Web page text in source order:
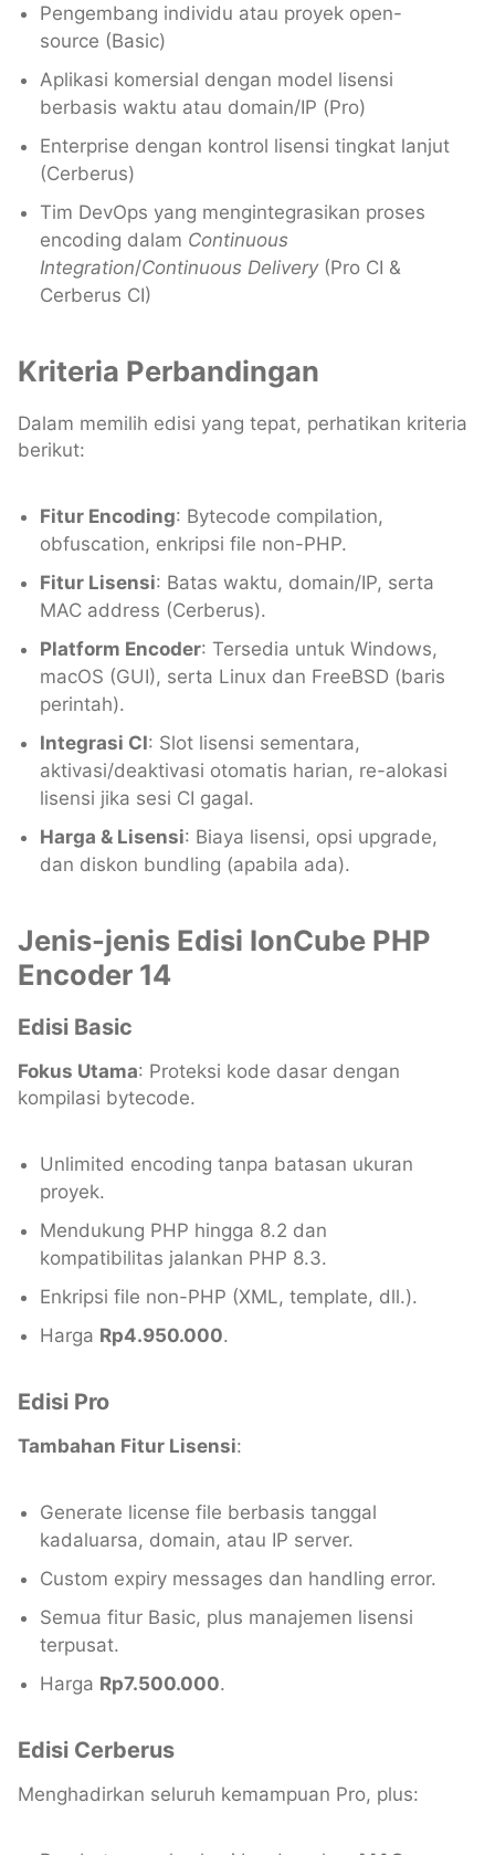
Pengembang individu atau proyek open-
source (Basic)
Aplikasi komersial dengan model lisensi
berbasis waktu atau domain/IP (Pro)
Enterprise dengan kontrol lisensi tingkat lanjut
(Cerberus)
Tim DevOps yang mengintegrasikan proses
encoding dalam Continuous
Integration/Continuous Delivery(Pro CI &
Cerberus CI)
Kriteria Perbandingan
Dalam memilih edisi yang tepat, perhatikan kriteria
berikut:
Fitur Encoding: Bytecode compilation,
obfuscation, enkripsi file non-PHP.
Fitur Lisensi: Batas waktu, domain/IP, serta
MAC address (Cerberus).
Platform Encoder: Tersedia untuk Windows,
macOS (GUI), serta Linux dan FreeBSD (baris
perintah).
Integrasi CI: Slot lisensi sementara,
aktivasi/deaktivasi otomatis harian, re-alokasi
lisensi jika sesi CI gagal.
Harga & Lisensi: Biaya lisensi, opsi upgrade,
dan diskon bundling (apabila ada).
Jenis-jenis Edisi IonCube PHP
Encoder 14
Edisi Basic
Fokus Utama: Proteksi kode dasar dengan
kompilasi bytecode.
Unlimited encoding tanpa batasan ukuran
proyek.
Mendukung PHP hingga 8.2 dan
kompatibilitas jalankan PHP 8.3.
Enkripsi file non-PHP (XML, template, dll.).
Harga Rp4.950.000.
Edisi Pro
Tambahan Fitur Lisensi:
Generate license file berbasis tanggal
kadaluarsa, domain, atau IP server.
Custom expiry messages dan handling error.
Semua fitur Basic, plus manajemen lisensi
terpusat.
Harga Rp7.500.000.
Edisi Cerberus
Menghadirkan seluruh kemampuan Pro, plus: